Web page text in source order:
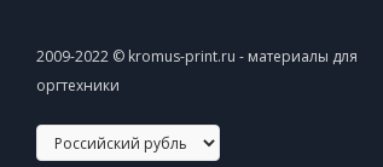
2009-2022 © kromus-print.ru - материалы для
оргтехники